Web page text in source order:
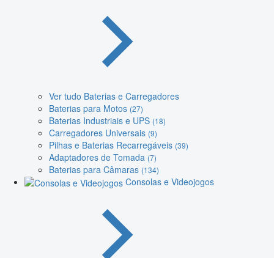
Ver tudo Baterias e Carregadores
Baterias para Motos (27)
Baterias Industriais e UPS (18)
Carregadores Universais (9)
Pilhas e Baterias Recarregáveis (39)
Adaptadores de Tomada (7)
Baterias para Câmaras (134)
Consolas e Videojogos